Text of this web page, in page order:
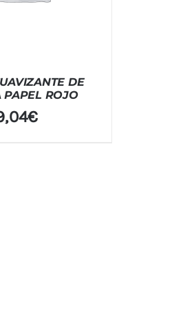
DE
PAPEL ROJO
€